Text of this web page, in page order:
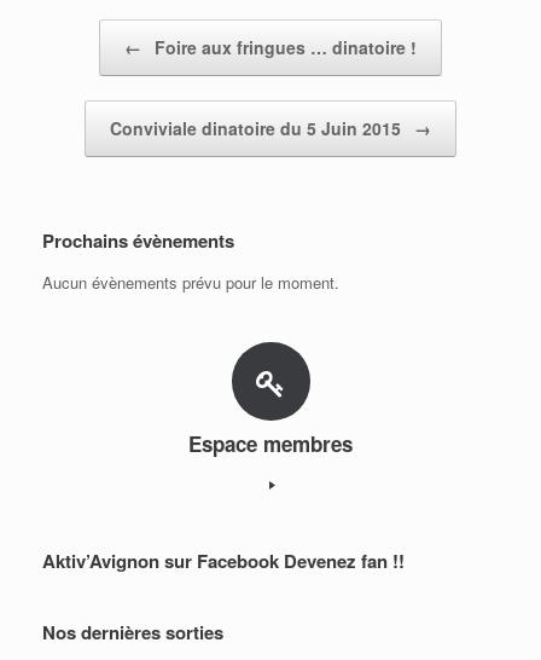
← Foire aux fringues … dinatoire !
Conviviale dinatoire du 5 Juin 2015 →
Prochains évènements
Aucun évènements prévu pour le moment.
Espace membres
Aktiv’Avignon sur Facebook Devenez fan !!
Nos dernières sorties